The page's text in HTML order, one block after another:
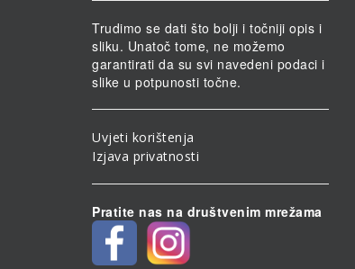
Trudimo se dati što bolji i točniji opis i
sliku. Unatoč tome, ne možemo
garantirati da su svi navedeni podaci i
slike u potpunosti točne.
Uvjeti korištenja
Izjava privatnosti
Pratite nas na društvenim mrežama